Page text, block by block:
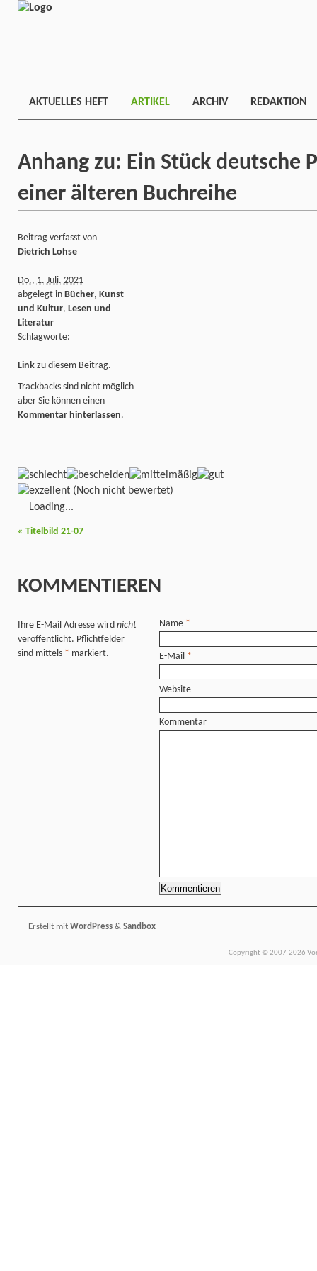
AKTUELLES HEFT ARTIKEL ARCHIV REDAKTION
Anhang zu: Ein Stück deutsche
einer älteren Buchreihe
Beitrag verfasst von
Dietrich Lohse
Do., 1. Juli. 2021
abgelegt in Bücher, Kunst
und Kultur, Lesen und
Literatur
Schlagworte:
Link zu diesem Beitrag.
Trackbacks sind nicht möglich
aber Sie können einen
Kommentar hinterlassen.
(Noch nicht bewertet)
Loading...
« Titelbild 21-07
KOMMENTIEREN
Ihre E-Mail Adresse wird nicht
veröffentlicht. Pflichtfelder
sind mittels * markiert.
Name *
E-Mail *
Website
Kommentar
Erstellt mit WordPress & Sandbox
Copyright © 2007-2026